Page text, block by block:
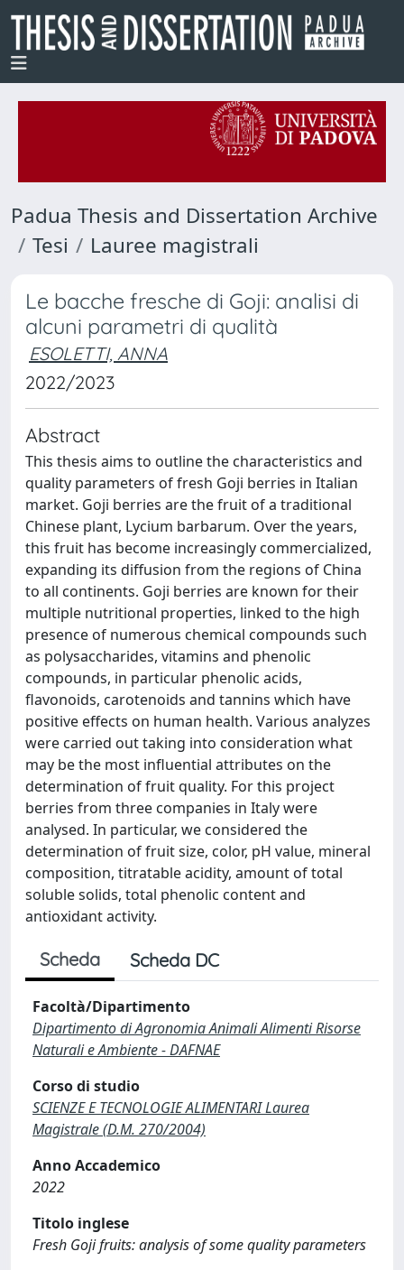
Padua Thesis and Dissertation Archive
Tesi
Lauree magistrali
Le bacche fresche di Goji: analisi di
alcuni parametri di qualità
ESOLETTI, ANNA
2022/2023
Abstract
This thesis aims to outline the characteristics and
quality parameters of fresh Goji berries in Italian
market. Goji berries are the fruit of a traditional
Chinese plant, Lycium barbarum. Over the years,
this fruit has become increasingly commercialized,
expanding its diffusion from the regions of China
to all continents. Goji berries are known for their
multiple nutritional properties, linked to the high
presence of numerous chemical compounds such
as polysaccharides, vitamins and phenolic
compounds, in particular phenolic acids,
flavonoids, carotenoids and tannins which have
positive effects on human health. Various analyzes
were carried out taking into consideration what
may be the most influential attributes on the
determination of fruit quality. For this project
berries from three companies in Italy were
analysed. In particular, we considered the
determination of fruit size, color, pH value, mineral
composition, titratable acidity, amount of total
soluble solids, total phenolic content and
antioxidant activity.
Scheda Scheda DC
Facoltà/Dipartimento
Dipartimento di Agronomia Animali Alimenti Risorse
Naturali e Ambiente - DAFNAE
Corso di studio
SCIENZE E TECNOLOGIE ALIMENTARI Laurea
Magistrale (D.M. 270/2004)
Anno Accademico
2022
Titolo inglese
Fresh Goji fruits: analysis of some quality parameters